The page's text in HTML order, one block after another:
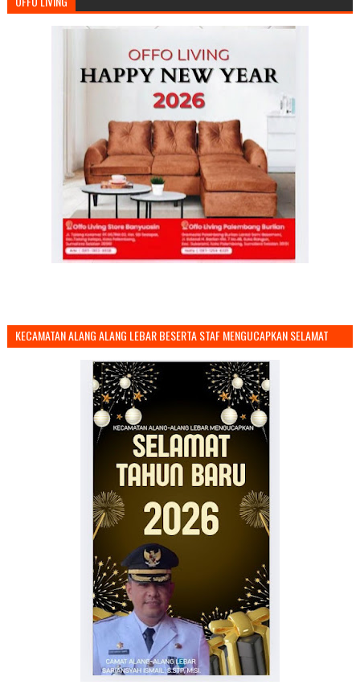
KECAMATAN ALANG ALANG LEBAR BESERTA STAF MENGUCAPKAN SELAMAT